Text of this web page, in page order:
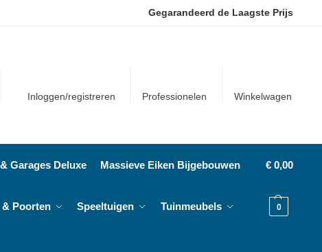
Gegarandeerd de Laagste Prijs
Inloggen/registreren Professionelen Winkelwagen
Garages Deluxe Massieve Eiken Bijgebouwen
Poorten Speeltuigen Tuinmeubels
€ 0,00
0